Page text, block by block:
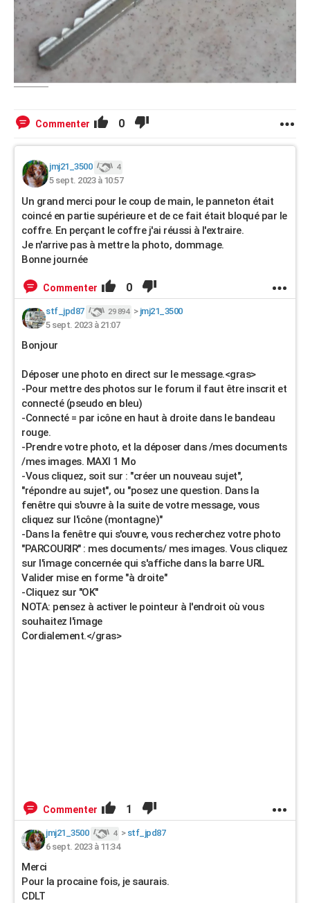
Commenter 0
jmj21_3500 4
5 sept. 2023 à 10:57
Un grand merci pour le coup de main, le panneton était
coincé en partie supérieure et de ce fait était bloqué par le
coffre. En perçant le coffre j'ai réussi à l'extraire.
Je n'arrive pas à mettre la photo, dommage.
Bonne journée
Commenter 0
stf_jpd87 29 894 > jmj21_3500
5 sept. 2023 à 21:07
Bonjour
Déposer une photo en direct sur le message.<gras>
-Pour mettre des photos sur le forum il faut être inscrit et
connecté (pseudo en bleu)
-Connecté = par icône en haut à droite dans le bandeau
rouge.
-Prendre votre photo, et la déposer dans /mes documents
/mes images. MAXI 1 Mo
-Vous cliquez, soit sur : "créer un nouveau sujet",
"répondre au sujet", ou "posez une question. Dans la
fenêtre qui s'ouvre à la suite de votre message, vous
cliquez sur l'icône (montagne)"
-Dans la fenêtre qui s'ouvre, vous recherchez votre photo
"PARCOURIR" : mes documents/ mes images. Vous cliquez
sur l'image concernée qui s'affiche dans la barre URL
Valider mise en forme "à droite"
-Cliquez sur "OK"
NOTA: pensez à activer le pointeur à l'endroit où vous
souhaitez l'image
Cordialement.</gras>
Commenter 1
jmj21_3500 4 > stf_jpd87
6 sept. 2023 à 11:34
Merci
Pour la procaine fois, je saurais.
CDLT